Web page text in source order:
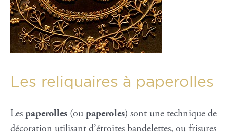
Les reliquaires à paperolles
Les paperolles (ou paperoles) sont une technique de
décoration utilisant d’étroites bandelettes, ou frisures